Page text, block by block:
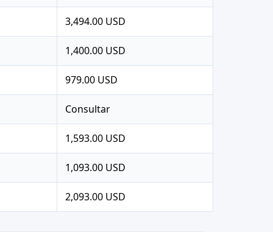
3,494.00 USD
1,400.00 USD
979.00 USD
Consultar
1,593.00 USD
1,093.00 USD
2,093.00 USD